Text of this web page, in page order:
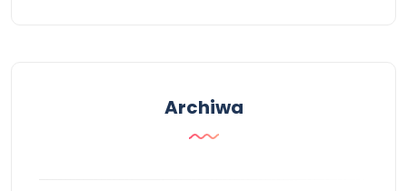
Archiwa